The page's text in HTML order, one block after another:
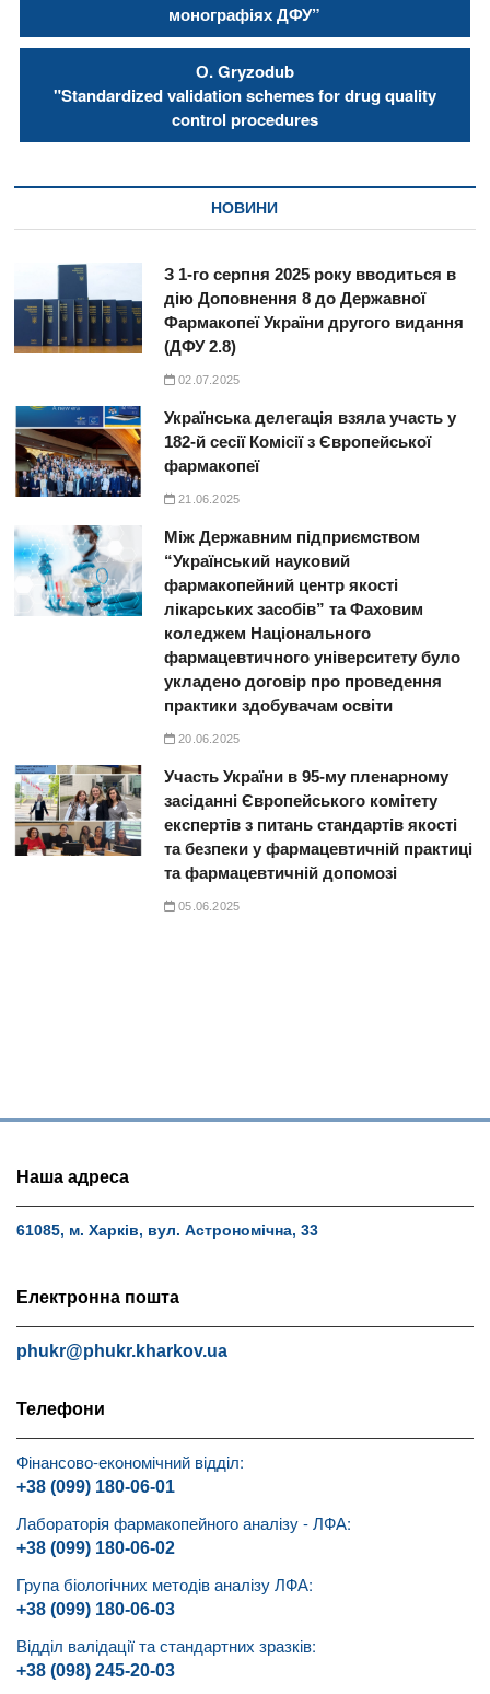
монографіях ДФУ”
О. Gryzodub
"Standardized validation schemes for drug quality
control procedures
НОВИНИ
З 1-го серпня 2025 року вводиться в
дію Доповнення 8 до Державної
Фармакопеї України другого видання
(ДФУ 2.8)
02.07.2025
Українська делегація взяла участь у
182-й сесії Комісії з Європейської
фармакопеї
21.06.2025
Між Державним підприємством
“Український науковий
фармакопейний центр якості
лікарських засобів” та Фаховим
коледжем Національного
фармацевтичного університету було
укладено договір про проведення
практики здобувачам освіти
20.06.2025
Участь України в 95-му пленарному
засіданні Європейського комітету
експертів з питань стандартів якості
та безпеки у фармацевтичній практиці
та фармацевтичній допомозі
05.06.2025
Наша адреса
61085, м. Харків, вул. Астрономічна, 33
Електронна пошта
phukr@phukr.kharkov.ua
Телефони
Фінансово-економічний відділ:
+38 (099) 180-06-01
Лабораторія фармакопейного аналізу - ЛФА:
+38 (099) 180-06-02
Група біологічних методів аналізу ЛФА:
+38 (099) 180-06-03
Відділ валідації та стандартних зразків:
+38 (098) 245-20-03